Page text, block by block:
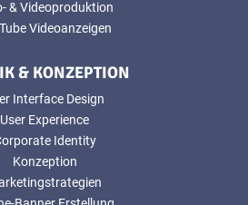
& Videoproduktion
Videoanzeigen
& KONZEPTION
Interface Design
User Experience
Identity
Konzeption